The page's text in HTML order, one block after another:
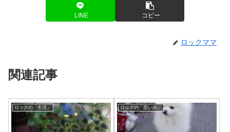
LINE コピー
ロックママ
関連記事
ロックの「生活」 ロックの「思い出」